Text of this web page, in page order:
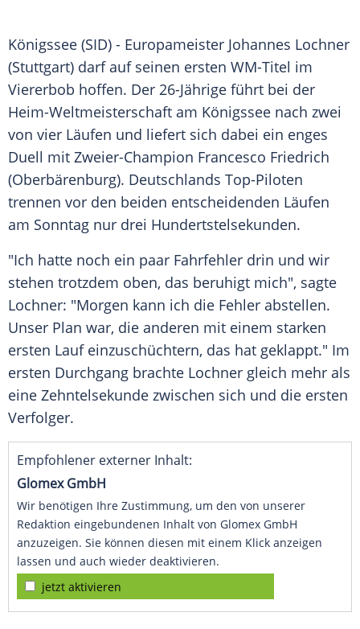
Königssee (SID) - Europameister Johannes Lochner
(Stuttgart) darf auf seinen ersten WM-Titel im
Viererbob hoffen. Der 26-Jährige führt bei der
Heim-Weltmeisterschaft am Königssee nach zwei
von vier Läufen und liefert sich dabei ein enges
Duell mit Zweier-Champion Francesco Friedrich
(Oberbärenburg). Deutschlands Top-Piloten
trennen vor den beiden entscheidenden Läufen
am Sonntag nur drei Hundertstelsekunden.
"Ich hatte noch ein paar Fahrfehler drin und wir
stehen trotzdem oben, das beruhigt mich", sagte
Lochner: "Morgen kann ich die Fehler abstellen.
Unser Plan war, die anderen mit einem starken
ersten Lauf einzuschüchtern, das hat geklappt." Im
ersten Durchgang brachte Lochner gleich mehr als
eine Zehntelsekunde zwischen sich und die ersten
Verfolger.
Empfohlener externer Inhalt:
Glomex GmbH
Wir benötigen Ihre Zustimmung, um den von unserer
Redaktion eingebundenen Inhalt von Glomex GmbH
anzuzeigen. Sie können diesen mit einem Klick anzeigen
lassen und auch wieder deaktivieren.
jetzt aktivieren